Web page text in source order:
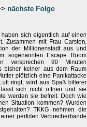
nächste Folge
sich eigentlich auf einen
Zusammen mit Frau Carsten,
der Millionenstadt aus und
sogenannten Escape Room
versprechen 90 Minuten
bisher keiner aus dem Raum
plötzlich eine Panikattacke
ringt, wird aus Spaß bitterer
sich nicht öffnen und sie
werden sie befreit. Doch wie
Situation kommen? Wurden
TKKG nehmen die
perfiden Verbrecherbande